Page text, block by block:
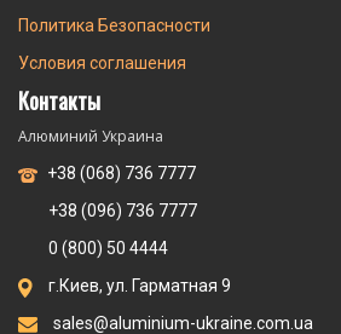
Политика Безопасности
Условия соглашения
Контакты
Алюминий Украина
+38 (068) 736 7777
+38 (096) 736 7777
0 (800) 50 4444
г.Киев, ул. Гарматная 9
sales@aluminium-ukraine.com.ua